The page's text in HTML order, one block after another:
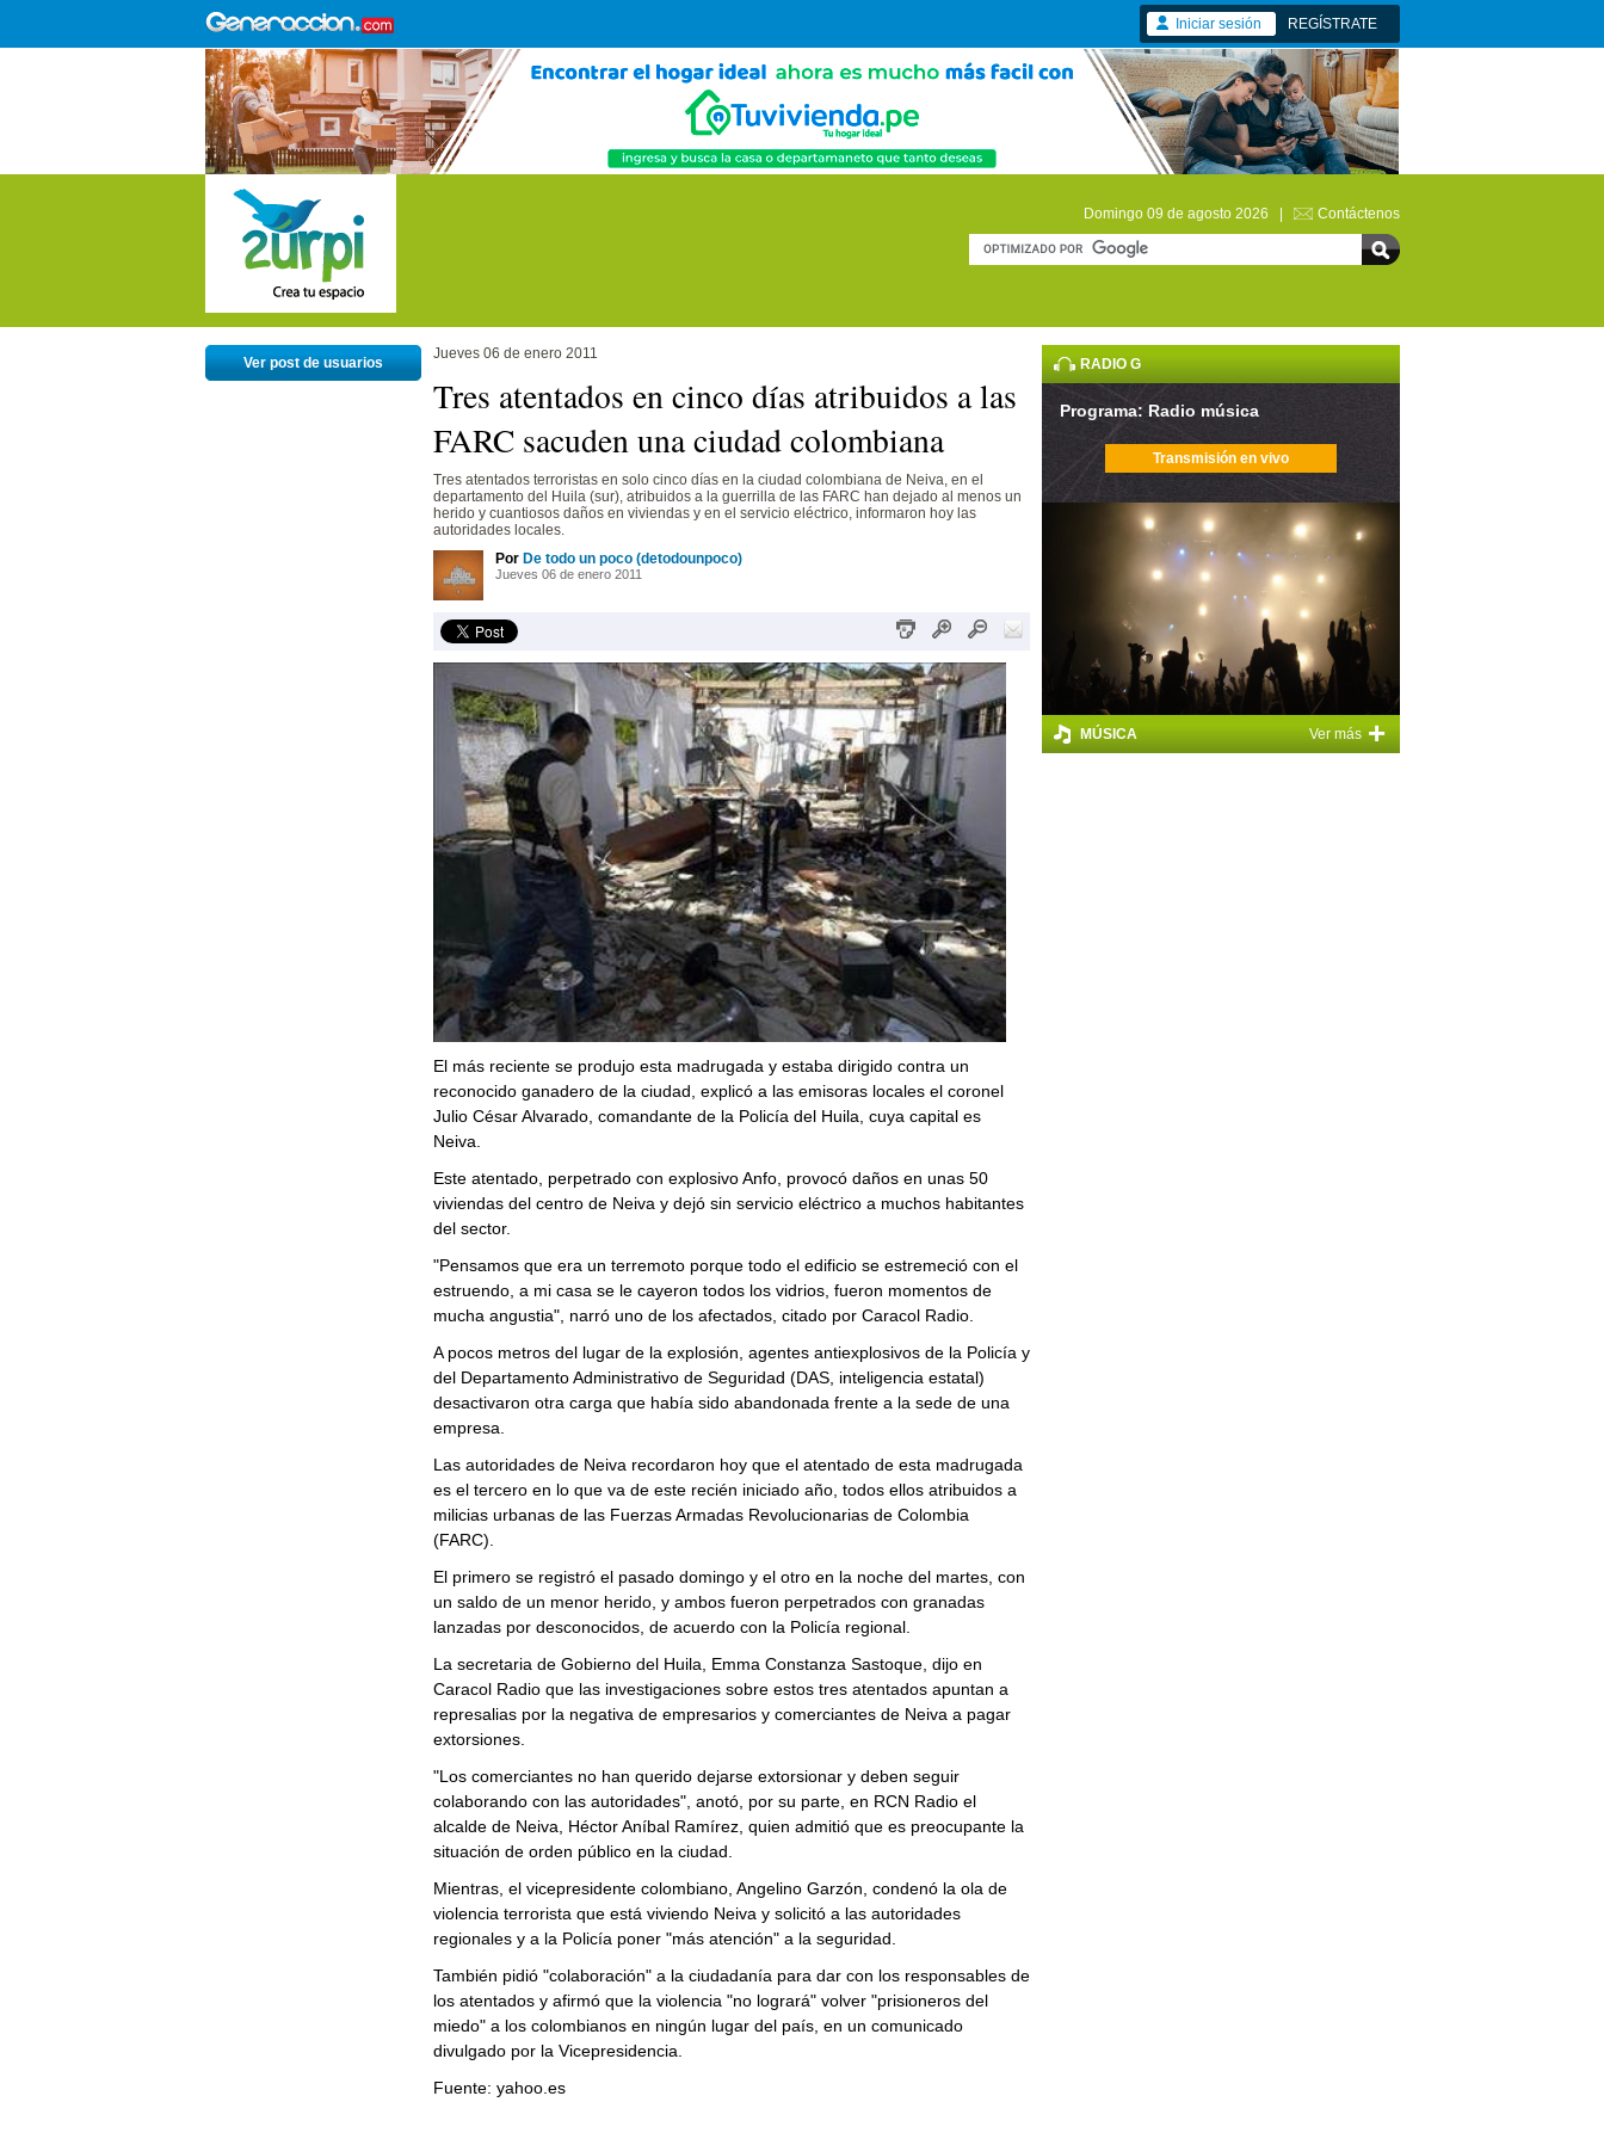
Iniciar sesión REGÍSTRATE
Domingo 09 de agosto 2026 | Contáctenos
Ver post de usuarios
Jueves 06 de enero 2011
Tres atentados en cinco días atribuidos a las
FARC sacuden una ciudad colombiana
Tres atentados terroristas en solo cinco días en la ciudad colombiana de Neiva, en el
departamento del Huila (sur), atribuidos a la guerrilla de las FARC han dejado al menos un
herido y cuantiosos daños en viviendas y en el servicio eléctrico, informaron hoy las
autoridades locales.
Por De todo un poco (detodounpoco)
Jueves 06 de enero 2011
El más reciente se produjo esta madrugada y estaba dirigido contra un
reconocido ganadero de la ciudad, explicó a las emisoras locales el coronel
Julio César Alvarado, comandante de la Policía del Huila, cuya capital es
Neiva.
Este atentado, perpetrado con explosivo Anfo, provocó daños en unas 50
viviendas del centro de Neiva y dejó sin servicio eléctrico a muchos habitantes
del sector.
"Pensamos que era un terremoto porque todo el edificio se estremeció con el
estruendo, a mi casa se le cayeron todos los vidrios, fueron momentos de
mucha angustia", narró uno de los afectados, citado por Caracol Radio.
A pocos metros del lugar de la explosión, agentes antiexplosivos de la Policía y
del Departamento Administrativo de Seguridad (DAS, inteligencia estatal)
desactivaron otra carga que había sido abandonada frente a la sede de una
empresa.
Las autoridades de Neiva recordaron hoy que el atentado de esta madrugada
es el tercero en lo que va de este recién iniciado año, todos ellos atribuidos a
milicias urbanas de las Fuerzas Armadas Revolucionarias de Colombia
(FARC).
El primero se registró el pasado domingo y el otro en la noche del martes, con
un saldo de un menor herido, y ambos fueron perpetrados con granadas
lanzadas por desconocidos, de acuerdo con la Policía regional.
La secretaria de Gobierno del Huila, Emma Constanza Sastoque, dijo en
Caracol Radio que las investigaciones sobre estos tres atentados apuntan a
represalias por la negativa de empresarios y comerciantes de Neiva a pagar
extorsiones.
"Los comerciantes no han querido dejarse extorsionar y deben seguir
colaborando con las autoridades", anotó, por su parte, en RCN Radio el
alcalde de Neiva, Héctor Aníbal Ramírez, quien admitió que es preocupante la
situación de orden público en la ciudad.
Mientras, el vicepresidente colombiano, Angelino Garzón, condenó la ola de
violencia terrorista que está viviendo Neiva y solicitó a las autoridades
regionales y a la Policía poner "más atención" a la seguridad.
También pidió "colaboración" a la ciudadanía para dar con los responsables de
los atentados y afirmó que la violencia "no logrará" volver "prisioneros del
miedo" a los colombianos en ningún lugar del país, en un comunicado
divulgado por la Vicepresidencia.
Fuente: yahoo.es
RADIO G
Programa: Radio música
Transmisión en vivo
Ver más +
MÚSICA